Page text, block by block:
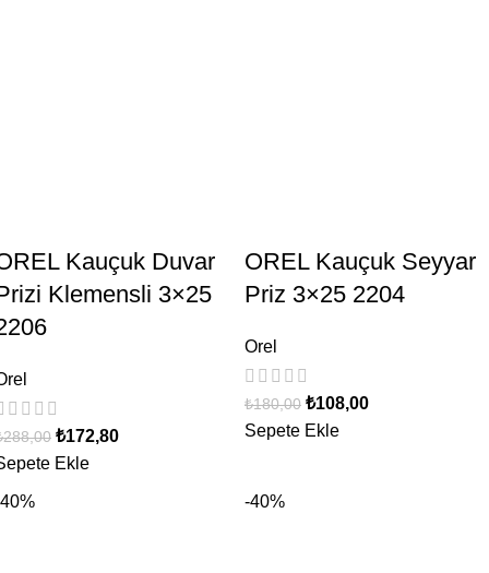
Kauçuk Duvar
Klemensli 3×25
288,00 ₺172,80
Ekle
OREL Kauçuk Seyyar
Priz 3×25 2204
Orel
₺180,00 ₺108,00
Sepete Ekle
-40%